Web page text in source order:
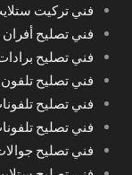
فني تركيت
فني تصليح
فني تصليح
فني تصليح
فني تصليح
فني تصليح
فني تصليح